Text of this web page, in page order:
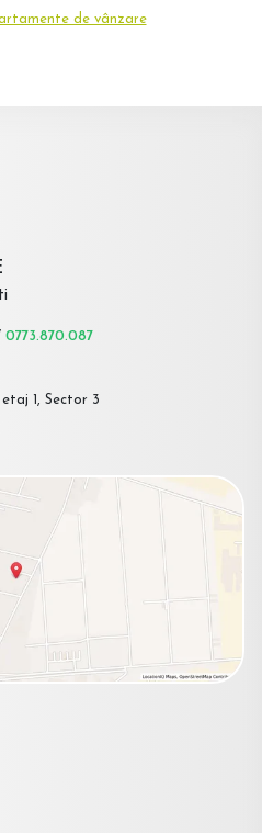
de vânzare
0773.870.087
1, Sector 3